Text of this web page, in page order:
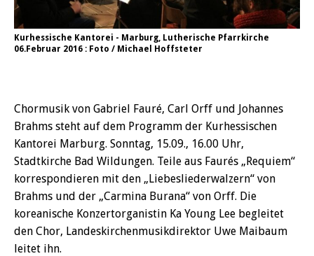
Kurhessische Kantorei - Marburg, Lutherische Pfarrkirche
06.Februar 2016 : Foto / Michael Hoffsteter
Chormusik von Gabriel Fauré, Carl Orff und Johannes
Brahms steht auf dem Programm der Kurhessischen
Kantorei Marburg. Sonntag, 15.09., 16.00 Uhr,
Stadtkirche Bad Wildungen. Teile aus Faurés „Requiem“
korrespondieren mit den „Liebesliederwalzern“ von
Brahms und der „Carmina Burana“ von Orff. Die
koreanische Konzertorganistin Ka Young Lee begleitet
den Chor, Landeskirchenmusikdirektor Uwe Maibaum
leitet ihn.